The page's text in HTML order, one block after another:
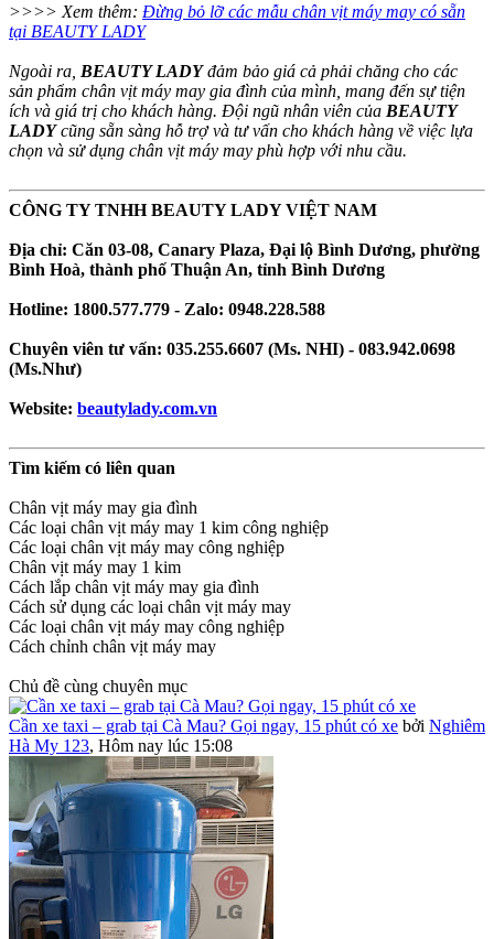
>>>> Xem thêm: Đừng bỏ lỡ các mẫu chân vịt máy may có sẵn
tại BEAUTY LADY
Ngoài ra, BEAUTY LADYđảm bảo giá cả phải chăng cho các
sản phẩm chân vịt máy may gia đình của mình, mang đến sự tiện
ích và giá trị cho khách hàng. Đội ngũ nhân viên của BEAUTY
LADYcũng sẵn sàng hỗ trợ và tư vấn cho khách hàng về việc lựa
chọn và sử dụng chân vịt máy may phù hợp với nhu cầu.
CÔNG TY TNHH BEAUTY LADY VIỆT NAM
Địa chỉ: Căn 03-08, Canary Plaza, Đại lộ Bình Dương, phường
Bình Hoà, thành phố Thuận An, tỉnh Bình Dương
Hotline: 1800.577.779 - Zalo: 0948.228.588
Chuyên viên tư vấn: 035.255.6607 (Ms. NHI) - 083.942.0698
(Ms.Như)
Website: beautylady.com.vn
Tìm kiếm có liên quan
Chân vịt máy may gia đình
Các loại chân vịt máy may 1 kim công nghiệp
Các loại chân vịt máy may công nghiệp
Chân vịt máy may 1 kim
Cách lắp chân vịt máy may gia đình
Cách sử dụng các loại chân vịt máy may
Các loại chân vịt máy may công nghiệp
Cách chỉnh chân vịt máy may
Chủ đề cùng chuyên mục
Cần xe taxi – grab tại Cà Mau? Gọi ngay, 15 phút có xe bởi Nghiêm
Hà My 123, Hôm nay lúc 15:08